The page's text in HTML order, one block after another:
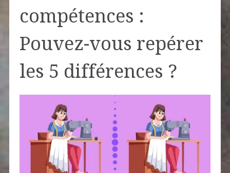
compétences :
Pouvez-vous repérer
les 5 différences ?